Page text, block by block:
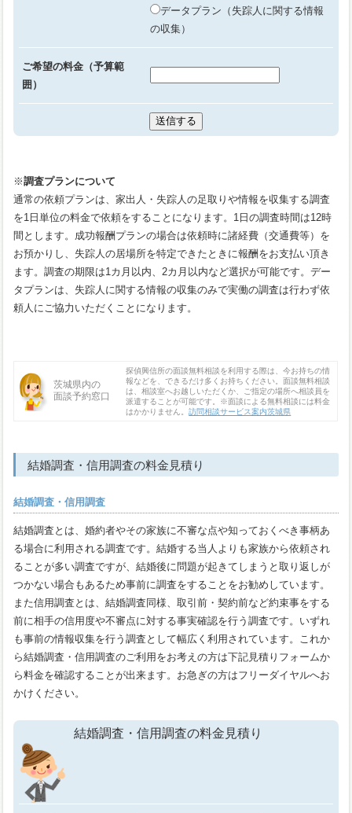
データプラン（失踪人に関する情報
の収集）
ご希望の料金（予算範
囲）
※調査プランについて
通常の依頼プランは、家出人・失踪人の足取りや情報を収集する調査
を1日単位の料金で依頼をすることになります。1日の調査時間は12時
間とします。成功報酬プランの場合は依頼時に諸経費（交通費等）を
お預かりし、失踪人の居場所を特定できたときに報酬をお支払い頂き
ます。調査の期限は1カ月以内、2カ月以内など選択が可能です。デー
タプランは、失踪人に関する情報の収集のみで実働の調査は行わず依
頼人にご協力いただくことになります。
茨城県内の
面談予約窓口
探偵興信所の面談無料相談を利用する際は、今お持ちの情
報などを、できるだけ多くお持ちください。面談無料相談
は、相談室へお越しいただくか、ご指定の場所へ相談員を
派遣することが可能です。※面談による無料相談には料金
はかかりません。訪問相談サービス案内茨城県
結婚調査・信用調査の料金見積り
結婚調査・信用調査
結婚調査とは、婚約者やその家族に不審な点や知っておくべき事柄あ
る場合に利用される調査です。結婚する当人よりも家族から依頼され
ることが多い調査ですが、結婚後に問題が起きてしまうと取り返しが
つかない場合もあるため事前に調査をすることをお勧めしています。
また信用調査とは、結婚調査同様、取引前・契約前など約束事をする
前に相手の信用度や不審点に対する事実確認を行う調査です。いずれ
も事前の情報収集を行う調査として幅広く利用されています。これか
ら結婚調査・信用調査のご利用をお考えの方は下記見積りフォームか
ら料金を確認することが出来ます。お急ぎの方はフリーダイヤルへお
かけください。
結婚調査・信用調査の料金見積り